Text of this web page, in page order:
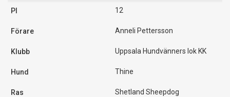
12
Anneli Pettersson
Uppsala Hundvänners lok KK
Thine
Shetland Sheepdog